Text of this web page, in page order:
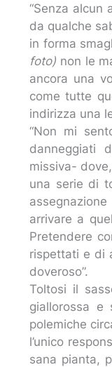
“Senza
da qualche
in forma
foto) non le
ancora una
come tutte
indirizza una
“Non mi
danneggiati
missiva-
una serie di
arrivare a
Pretendere
rispettati e di
doveroso”.
Toltosi il
giallorossa e
polemiche
l’unico
sana pianta,